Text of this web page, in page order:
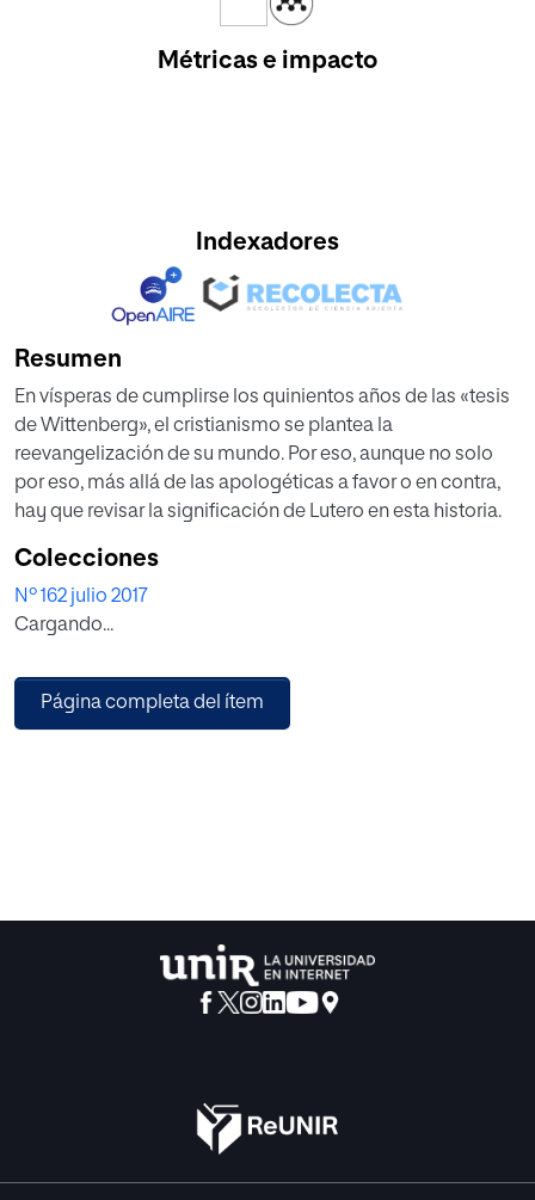
Métricas e impacto
Indexadores
Resumen
En vísperas de cumplirse los quinientos años de las «tesis
de Wittenberg», el cristianismo se plantea la
reevangelización de su mundo. Por eso, aunque no solo
por eso, más allá de las apologéticas a favor o en contra,
hay que revisar la significación de Lutero en esta historia.
Colecciones
Nº 162 julio 2017
Cargando...
Página completa del ítem